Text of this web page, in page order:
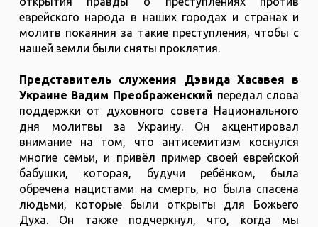
еврейского народа в наших городах и странах и
молитв покаяния за такие преступления, чтобы с
нашей земли были сняты проклятия.
Представитель служения Дэвида Хасавея в
Украине Вадим Преображенский передал слова
поддержки от духовного совета Национального
дня молитвы за Украину. Он акцентировал
внимание на том, что антисемитизм коснулся
многие семьи, и привёл пример своей еврейской
бабушки, которая, будучи ребёнком, была
обречена нацистами на смерть, но была спасена
людьми, которые были открыты для Божьего
Духа. Он также подчеркнул, что, когда мы